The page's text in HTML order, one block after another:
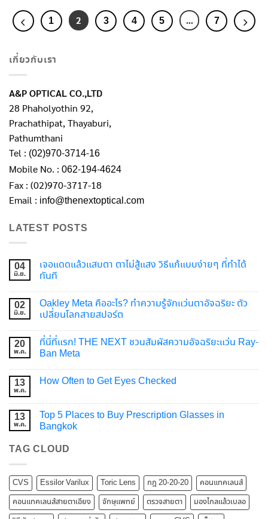
1 2 3 4 5 … 7
เกี่ยวกับเรา
A&P OPTICAL CO.,LTD
28 Phaholyothin 92,
Prachathipat, Thayaburi,
Pathumthani
Tel : (02)970-3714-16
Mobile No. : 062-194-4624
Fax : (02)970-3717-18
Email : info@thenextoptical.com
LATEST POSTS
04
มิ.ย.
เจอแดดแล้วแสบตา ตาไม่สู้แสง วิธีแก้แบบง่ายๆ ที่ทำได้
ทันที
02
มิ.ย.
Oakley Meta คืออะไร? ทำความรู้จักแว่นตาอัจฉริยะ ตัว
เปลี่ยนโลกสายสปอร์ต
20
พ.ค.
ที่นี่ที่แรก! THE NEXT ชวนสัมผัสความอัจฉริยะแว่น Ray-
Ban Meta
13
พ.ค.
How Often to Get Eyes Checked
13
พ.ค.
Top 5 Places to Buy Prescription Glasses in
Bangkok
TAG CLOUD
CVS Essilor Varilux Toric Lens กฎ 20-20-20
คอนแทคเลนส์
คอนแทคเลนส์สายตาเอียง
จักษุแพทย์ ตรวจสายตา
มองไกลแล้วเบลอ